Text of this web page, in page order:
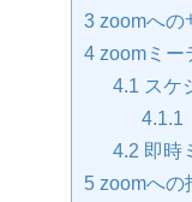
3 zoomへの
4 zoomミー
4.1 スケ
4.1.1
4.2 即時
5 zoomへの